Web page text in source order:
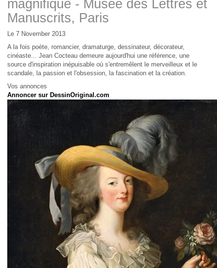
magnifique - Musée des Lettres et
Manuscrits, Paris
Le 7 November 2013
A la fois poète, romancier, dramaturge, dessinateur, décorateur,
cinéaste... Jean Cocteau demeure aujourd'hui une référence, une
source d'inspiration inépuisable où s'entremêlent le merveilleux et le
scandale, la passion et l'obsession, la fascination et la création.
Vos annonces
Annoncer sur DessinOriginal.com